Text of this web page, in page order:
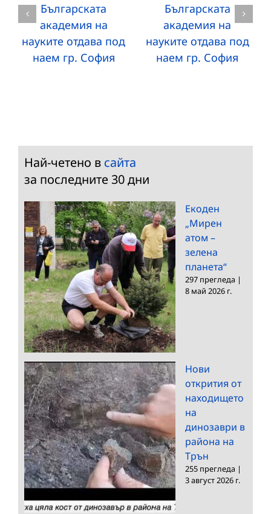
Българската
академия на
науките отдава под
наем гр. София
Българската
академия на
науките отдава под
наем гр. София
Най-четено в сайта
за последните 30 дни
Екоден
„Мирен
атом –
зелена
планета“
297 прегледа |
8 май 2026 г.
Нови
открития от
находището
на
динозаври в
района на
Трън
255 прегледа |
3 август 2026 г.